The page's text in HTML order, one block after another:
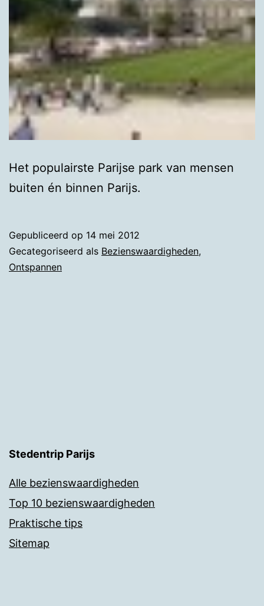
Het populairste Parijse park van mensen
buiten én binnen Parijs.
Gepubliceerd op 14 mei 2012
Gecategoriseerd als Bezienswaardigheden,
Ontspannen
Stedentrip Parijs
Alle bezienswaardigheden
Top 10 bezienswaardigheden
Praktische tips
Sitemap